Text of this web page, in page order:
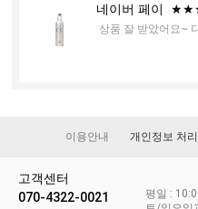
네이버 페이
상품 잘 받았어요~
끔하고 점점 부드러
싸구려 곽티슈 향이
이용안내 개인정보 처
고객센터
070-4322-0021
평일 :